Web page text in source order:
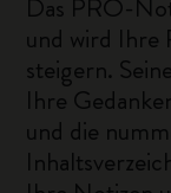
Das PRO-
und wird Ihre
steigern.
Ihre
und die